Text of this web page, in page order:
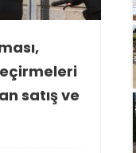
satış ve